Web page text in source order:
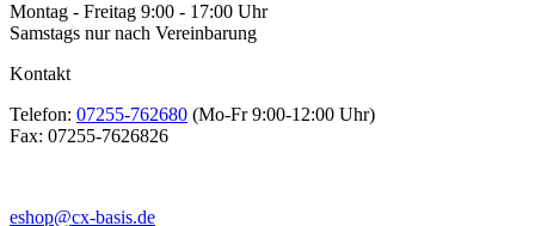
Montag - Freitag 9:00 - 17:00 Uhr
Samstags nur nach Vereinbarung
Kontakt
Telefon: 07255-762680 (Mo-Fr 9:00-12:00 Uhr)
Fax: 07255-7626826
eshop@cx-basis.de